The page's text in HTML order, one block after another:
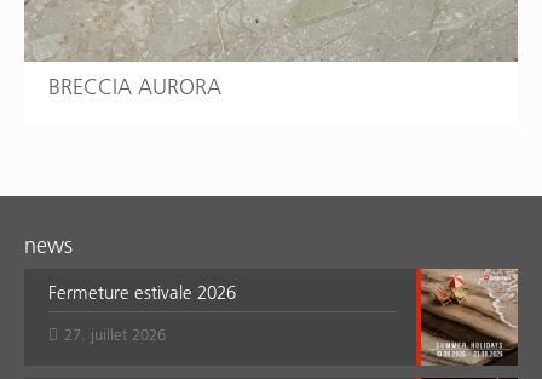
BRECCIA AURORA
news
Fermeture estivale 2026
27. juillet 2026